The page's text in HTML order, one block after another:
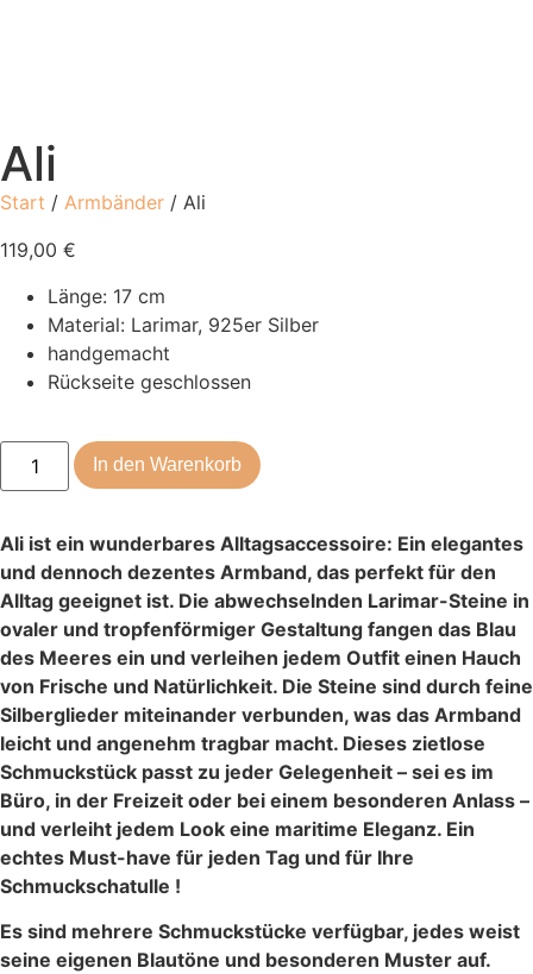
Ali
Start / Armbänder / Ali
119,00 €
Länge: 17 cm
Material: Larimar, 925er Silber
handgemacht
Rückseite geschlossen
In den Warenkorb
Ali ist ein wunderbares Alltagsaccessoire: Ein elegantes
und dennoch dezentes Armband, das perfekt für den
Alltag geeignet ist. Die abwechselnden Larimar-Steine in
ovaler und tropfenförmiger Gestaltung fangen das Blau
des Meeres ein und verleihen jedem Outfit einen Hauch
von Frische und Natürlichkeit. Die Steine sind durch feine
Silberglieder miteinander verbunden, was das Armband
leicht und angenehm tragbar macht. Dieses zietlose
Schmuckstück passt zu jeder Gelegenheit – sei es im
Büro, in der Freizeit oder bei einem besonderen Anlass –
und verleiht jedem Look eine maritime Eleganz. Ein
echtes Must-have für jeden Tag und für Ihre
Schmuckschatulle !
Es sind mehrere Schmuckstücke verfügbar, jedes weist
seine eigenen Blautöne und besonderen Muster auf.